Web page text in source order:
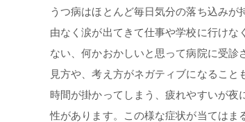
うつ病はほとんど毎日気分の落ち込み
由なく涙が出てきて仕事や学校に行け
ない、何かおかしいと思って病院に受
見方や、考え方がネガティブになるこ
時間が掛かってしまう、疲れやすいが
性があります。この様な症状が当てはま